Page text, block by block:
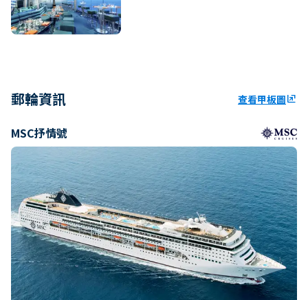
郵輪資訊 查看甲板圖ungroup
MSC抒情號